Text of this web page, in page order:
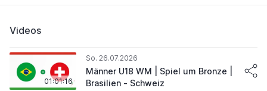
Videos
01:01:16
So. 26.07.2026
Männer U18 WM | Spiel um Bronze |
Brasilien - Schweiz